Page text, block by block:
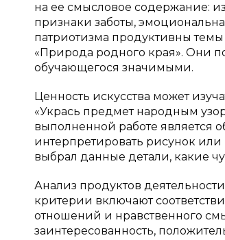
на ее смысловое содержание:
признаки заботы,
патриотизма продуктивны
«Природа родного края». Они
обучающегося значимыми.
Ценность искусства может
«Укрась предмет народным
выполненной работе является
интерпретировать рисунок
выбрал данные детали, какие
Анализ продуктов
критерии включают
отношений и нравственного
заинтересованность,